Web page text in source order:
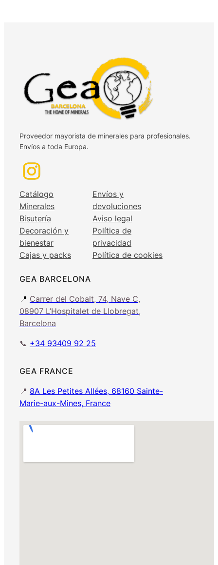
Proveedor mayorista de minerales para profesionales.
Envíos a toda Europa.
Catálogo
Minerales
Bisutería
Decoración y
bienestar
Cajas y packs
Envíos y
devoluciones
Aviso legal
Política de
privacidad
Política de cookies
GEA BARCELONA
📍 Carrer del Cobalt, 74, Nave C,
08907 L’Hospitalet de Llobregat,
Barcelona
📞 +34 93409 92 25
GEA FRANCE
📍 8A Les Petites Allées, 68160 Sainte-
Marie-aux-Mines, France